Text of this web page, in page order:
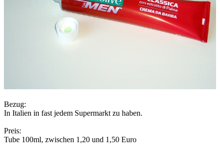
Bezug:
In Italien in fast jedem Supermarkt zu haben.
Preis:
Tube 100ml, zwischen 1,20 und 1,50 Euro